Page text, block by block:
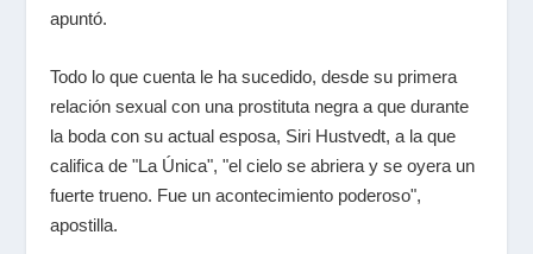
apuntó.
Todo lo que cuenta le ha sucedido, desde su primera
relación sexual con una prostituta negra a que durante
la boda con su actual esposa, Siri Hustvedt, a la que
califica de "La Única", "el cielo se abriera y se oyera un
fuerte trueno. Fue un acontecimiento poderoso",
apostilla.